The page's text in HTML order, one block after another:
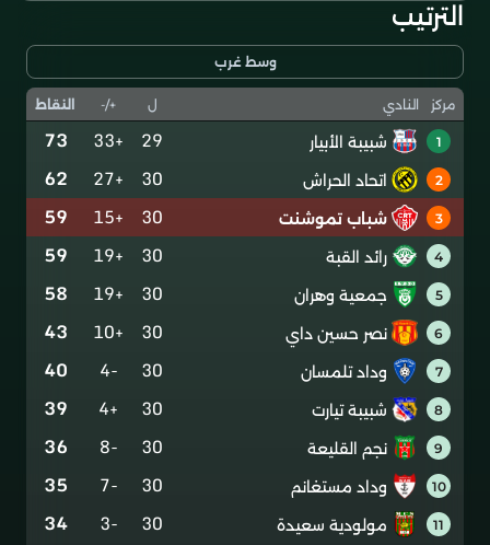
الترتيب
وسط غرب
مركز النادي ل +/- النقاط
1 شبيبة الأبيار 29
+33
73
2 اتحاد الحراش 30
+27
62
3 شباب تموشنت 30
+15
59
4 رائد القبة 30
+19
59
5 جمعية وهران 30
+19
58
6 نصر حسين داي 30
+10
43
7 وداد تلمسان 30
-4
40
8 شبيبة تيارت 30
+4
39
9 نجم القليعة 30
-8
36
10 وداد مستغانم 30
-7
35
11 مولودية سعيدة 30
-3
34